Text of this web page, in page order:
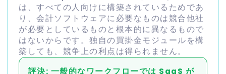
は、すべての人向けに構築されているためであ
り、会計ソフトウェアに必要なものは競合他社
が必要としているものと根本的に異なるもので
はないからです。独自の買掛金モジュールを構
築しても、競争上の利点は得られません。
評決: 一般的なワークフローでは SaaS が